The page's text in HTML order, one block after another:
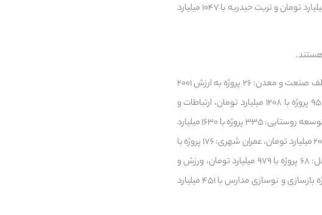
همچنین در میان شهرستان‌های استان، مشهد با ۳۰ هزار و ۴۰۲ میلیارد تومان، نیشابور با ۱۵۶۱ میلیارد تومان و تربت حیدریه با ۱۰۴۷ میلیارد
بنابر این گزارش پروژه‌های افتتاحی هفته دولت ۱۴۰۴ در استان خراسان رضوی در حوزه‌های مختلف صنعت و معدن: ۲۶ پروژه به ارزش ۲۰۰۱
میلیارد تومان، مسکن: احداث و تکمیل ۲۲۸ واحد مسکونی با ۴۲۵ میلیارد تومان، برق‌رسانی: ۹۵ پروژه با ۱۲۰۸ میلیارد تومان، ارتباطات و
فناوری اطلاعات: ۳۹ پروژه با ۱۸۹۴ میلیارد تومان، محرومیت‌زدایی: ۱۶۹ پروژه با ۱۷۷ میلیارد تومان، توسعه روستایی: ۳۳۵ پروژه با ۱۶۳۰ میلیارد
تومان، بهداشت و درمان: ۲۹ پروژه با ۲۴۲ میلیارد تومان، کشاورزی و منابع طبیعی: ۱۴۴ پروژه با ۲۰۵۱ میلیارد تومان، عمران شهری: ۱۷۶ پروژه با
۲۵ هزار و ۶۶۴ میلیارد تومان، تأمین آب و فاضلاب: ۶۱ پروژه با ۳۲۱۶ میلیارد تومان، راه و حمل‌ونقل: ۶۸ پروژه با ۹۷۹ میلیارد تومان، ورزش و
جوانان: ۵ پروژه با ۵ میلیارد تومان، گردشگری: ۳۰ پروژه با ۱۹۱۳ میلیارد تومان و آموزش: ۸۴ پروژه بازسازی و نوسازی مدارس با ۴۵۱ میلیارد